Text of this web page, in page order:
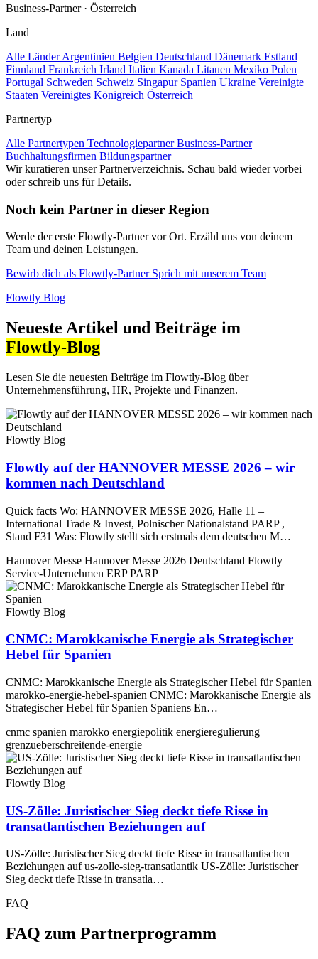
Business-Partner · Österreich
Land
Alle LänderArgentinien Belgien Deutschland Dänemark Estland
Finnland Frankreich Irland Italien Kanada Litauen Mexiko Polen
Portugal Schweden Schweiz Singapur Spanien Ukraine Vereinigte
Staaten Vereinigtes Königreich Österreich
Partnertyp
Alle Partnertypen TechnologiepartnerBusiness-Partner
Buchhaltungsfirmen Bildungspartner
Wir kuratieren unser Partnerverzeichnis. Schau bald wieder vorbei
oder schreib uns für Details.
Noch kein Partner in dieser Region
Werde der erste Flowtly-Partner vor Ort. Erzähl uns von deinem
Team und deinen Leistungen.
Bewirb dich als Flowtly-Partner Sprich mit unserem Team
Flowtly Blog
Neueste Artikel und Beiträge im
Flowtly‑Blog
Lesen Sie die neuesten Beiträge im Flowtly‑Blog über
Unternehmensführung, HR, Projekte und Finanzen.
Flowtly Blog
Flowtly auf der HANNOVER MESSE 2026 – wir
kommen nach Deutschland
Quick facts Wo: HANNOVER MESSE 2026, Halle 11 –
International Trade & Invest, Polnischer Nationalstand PARP ,
Stand F31 Was: Flowtly stellt sich erstmals dem deutschen M…
Hannover Messe Hannover Messe 2026 Deutschland Flowtly
Service-Unternehmen ERP PARP
Flowtly Blog
CNMC: Marokkanische Energie als Strategischer
Hebel für Spanien
CNMC: Marokkanische Energie als Strategischer Hebel für Spanien
marokko-energie-hebel-spanien CNMC: Marokkanische Energie als
Strategischer Hebel für Spanien Spaniens En…
cnmc spanien marokko energiepolitik energieregulierung
grenzueberschreitende-energie
Flowtly Blog
US-Zölle: Juristischer Sieg deckt tiefe Risse in
transatlantischen Beziehungen auf
US-Zölle: Juristischer Sieg deckt tiefe Risse in transatlantischen
Beziehungen auf us-zolle-sieg-transatlantik US-Zölle: Juristischer
Sieg deckt tiefe Risse in transatla…
FAQ
FAQ zum Partnerprogramm